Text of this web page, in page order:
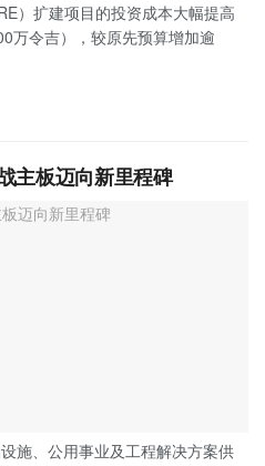
）扩建项目的投资成本大幅提高
万令吉），较原先预算增加逾
主板迈向新里程碑
施、公用事业及工程解决方案供